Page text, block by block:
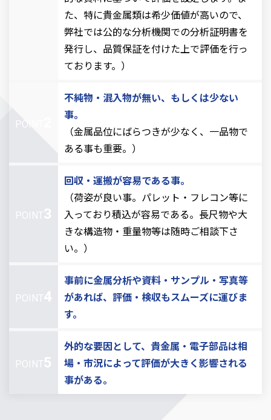
た、特に貴金属類は希少価値が高いので、
弊社では公的な分析機関での分析証明書を
発行し、品質保証を付けた上で評価を行っ
ております。）
POINT
不純物・混入物が無い、もしくは少ない
事。
（金属品位にばらつきが少なく、一品物で
ある事も重要。）
POINT3
回収・運搬が容易である事。
（荷姿が良い事。パレット・フレコン等に
入っており積込が容易である。長尺物や大
きな構造物・重量物等は随時ご相談下さ
い。）
POINT4
事前に金属分析や資料・サンプル・写真等
があれば、評価・検収もスムーズに運びま
す。
POINT5
外的な要因として、貴金属・電子部品は相
場・市況によって評価が大きく影響される
事がある。